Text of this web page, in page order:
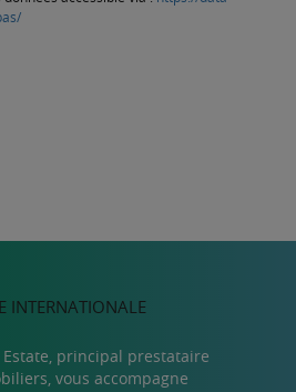
INTERNATIONALE
Estate, principal prestataire
vous accompagne